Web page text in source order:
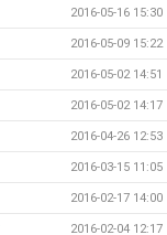
2016-05-16 15:30
2016-05-09 15:22
2016-05-02 14:51
2016-05-02 14:17
2016-04-26 12:53
2016-03-15 11:05
2016-02-17 14:00
2016-02-04 12:17